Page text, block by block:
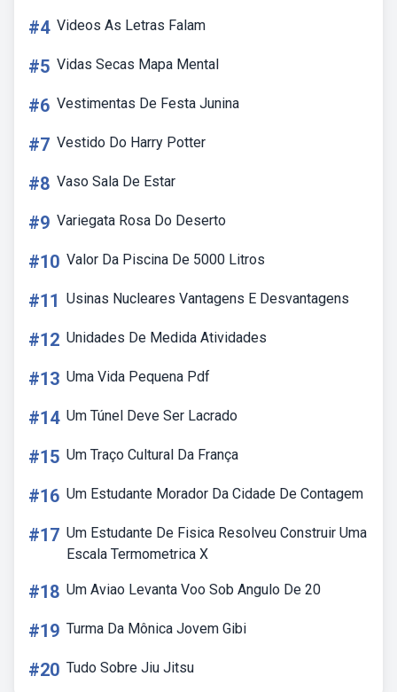
#4 Videos As Letras Falam
#5 Vidas Secas Mapa Mental
#6 Vestimentas De Festa Junina
#7 Vestido Do Harry Potter
#8 Vaso Sala De Estar
#9 Variegata Rosa Do Deserto
#10 Valor Da Piscina De 5000 Litros
#11 Usinas Nucleares Vantagens E Desvantagens
#12 Unidades De Medida Atividades
#13 Uma Vida Pequena Pdf
#14 Um Túnel Deve Ser Lacrado
#15 Um Traço Cultural Da França
#16 Um Estudante Morador Da Cidade De Contagem
#17 Um Estudante De Fisica Resolveu Construir Uma
Escala Termometrica X
#18 Um Aviao Levanta Voo Sob Angulo De 20
#19 Turma Da Mônica Jovem Gibi
#20 Tudo Sobre Jiu Jitsu